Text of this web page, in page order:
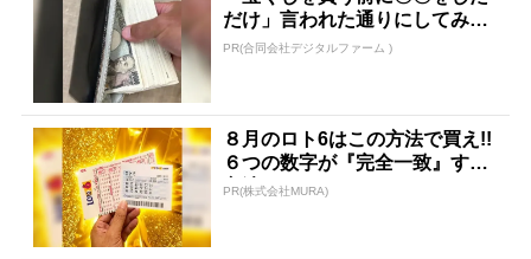
だけ」言われた通りにしてみた
ら…
PR(合同会社デジタルファーム )
８月のロト6はこの方法で買え!!
６つの数字が『完全一致』する
方法
PR(株式会社MURA)